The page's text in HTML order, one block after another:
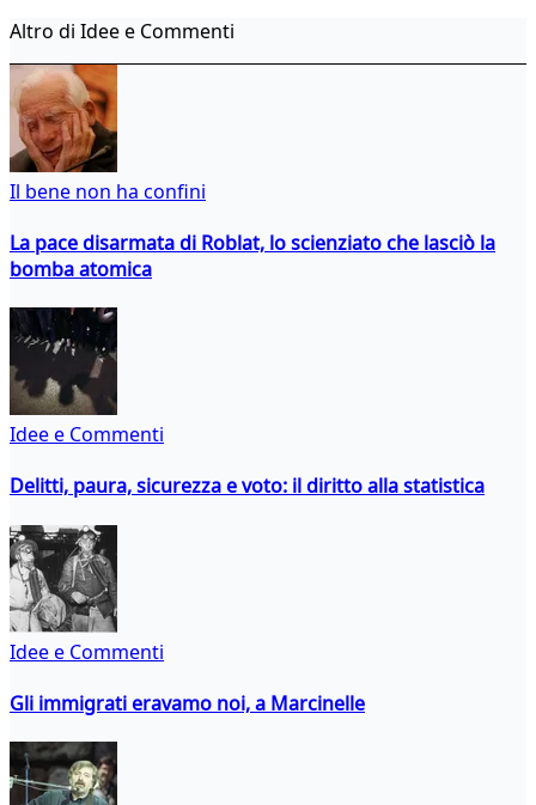
Altro di Idee e Commenti
Il bene non ha confini
La pace disarmata di Roblat, lo scienziato che lasciò la
bomba atomica
Idee e Commenti
Delitti, paura, sicurezza e voto: il diritto alla statistica
Idee e Commenti
Gli immigrati eravamo noi, a Marcinelle